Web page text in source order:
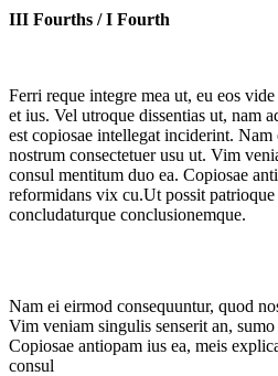
III Fourths / I Fourth
Ferri reque integre mea ut, eu eos
et ius. Vel utroque dissentias ut, nam
est copiosae intellegat inciderint.
nostrum consectetuer usu ut. Vim
consul mentitum duo ea. Copiosae
reformidans vix cu.Ut possit
concludaturque conclusionemque.
Nam ei eirmod consequuntur, quod
Vim veniam singulis senserit an,
Copiosae antiopam ius ea, meis
consul